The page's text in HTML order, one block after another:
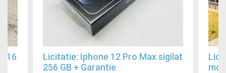
Licitatie: Iphone 12 Pro Max sigilat
256 GB + Garantie